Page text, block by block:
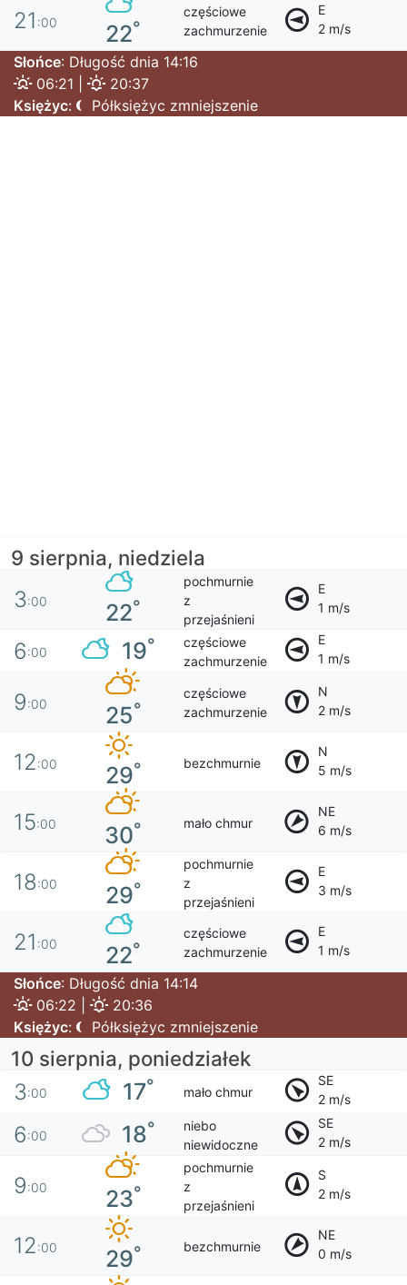
21 :00 22°
częściowe
zachmurzenie
E
2 m/s
Słońce: Długość dnia 14:16
06:21 |
20:37
Księżyc: Półksiężyc zmniejszenie
9 sierpnia, niedziela
3:00 22°
pochmurnie
z
przejaśnieni
E
1 m/s
6:00 19°
częściowe
zachmurzenie
E
1 m/s
9:00 25°
częściowe
zachmurzenie
N
2 m/s
12:00 29° bezchmurnie
N
5 m/s
15:00 30° mało chmur
NE
6 m/s
18:00 29°
pochmurnie
z
przejaśnieni
E
3 m/s
21 :00 22°
częściowe
zachmurzenie
E
1 m/s
Słońce: Długość dnia 14:14
06:22 |
20:36
Księżyc: Półksiężyc zmniejszenie
10 sierpnia, poniedziałek
3:00 17° mało chmur
SE
2 m/s
6:00 18°
niebo
niewidoczne
SE
2 m/s
9:00 23°
pochmurnie
z
przejaśnieni
S
2 m/s
12:00 29° bezchmurnie
NE
0 m/s